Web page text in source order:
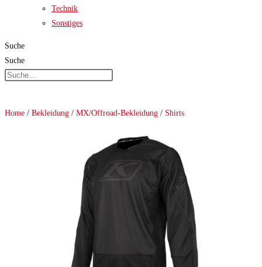
Technik
Sonstiges
Suche
Suche
Home / Bekleidung / MX/Offroad-Bekleidung / Shirts